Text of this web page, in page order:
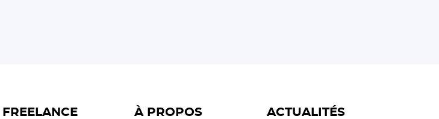
FREELANCE À PROPOS ACTUALITÉS